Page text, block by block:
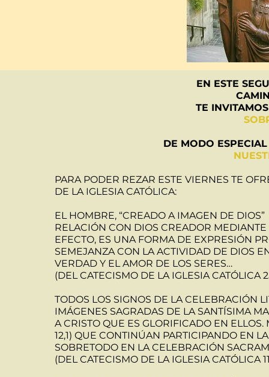
EN ESTE
TE
DE MODO
PARA PODER REZAR ESTE VIERNES TE
DE LA IGLESIA CATÓLICA:
EL HOMBRE, “CREADO A IMAGEN DE
RELACIÓN CON DIOS CREADOR
EFECTO, ES UNA FORMA DE EXPRESIÓN
SEMEJANZA CON LA ACTIVIDAD DE DIOS
VERDAD Y EL AMOR DE LOS SERES…
(DEL CATECISMO DE LA IGLESIA CATÓLICA
TODOS LOS SIGNOS DE LA CELEBRACIÓN
IMÁGENES SAGRADAS DE LA SANTÍSIMA
A CRISTO QUE ES GLORIFICADO EN
12,1) QUE CONTINÚAN PARTICIPANDO EN
SOBRETODO EN LA CELEBRACIÓN
(DEL CATECISMO DE LA IGLESIA CATÓLICA